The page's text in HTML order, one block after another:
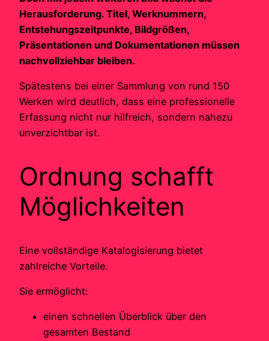
Herausforderung. Titel, Werknummern,
Entstehungszeitpunkte, Bildgrößen,
Präsentationen und Dokumentationen müssen
nachvollziehbar bleiben.
Spätestens bei einer Sammlung von rund 150
Werken wird deutlich, dass eine professionelle
Erfassung nicht nur hilfreich, sondern nahezu
unverzichtbar ist.
Ordnung schafft
Möglichkeiten
Eine vollständige Katalogisierung bietet
zahlreiche Vorteile.
Sie ermöglicht:
einen schnellen Überblick über den
gesamten Bestand